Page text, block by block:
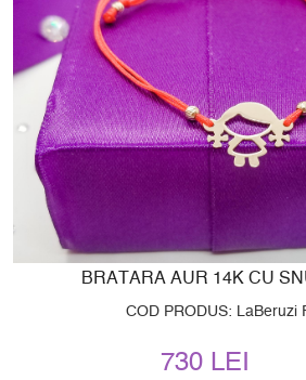
BRATARA AUR 14K CU
COD PRODUS: LaBeruzi
730 LEI